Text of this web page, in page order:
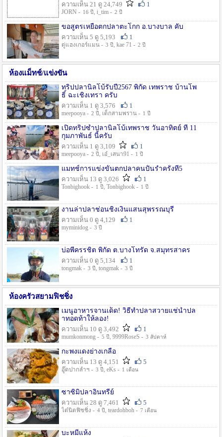
ความเห็น 21 ดู 24,749
1
JORN - 16 ปี , i_tim - 2 ปี
ขอสูตรเหยื่อตกปลาตะโกก อ.บางบาล คับ
ความเห็น 5 ดู 5,193
1
ตู่แฮงเกอร์แมน - 3 ปี , kae 71 - 2 ปี
ห้องแม็ทช์/แข่งขัน
ทริปปลานิลโบ้รับปี2567 พิกัด เทพราช บ้านโพ
ธิ์ ฉะเชิงเทรา ครับ
ความเห็น 1 ดู 3,576
1
meepooya - 2 ปี , เด็กสามพราน - 1 ปี
เปิดทริปซ้ำปลานิลโบ้เทพราช วันอาทิตย์ ที่ 11
กุมภาพันธ์ นี้ครับ
ความเห็น 1 ดู 3,109
1
meepooya - 2 ปี , เอ๋_เสนา91 - 1 ปี
แมทช์การแข่งขั้นตกปลาคนปั้นรำครั้งที่5
ความเห็น 13 ดู 3,026
1
Tonbighook - 1 ปี , Tonbighook - 1 ปี
งานล่าปลาช่อนชิงเงินแสนสุพรรณบุรี
ความเห็น 0 ดู 4,129
1
myminidog - 3 ปี
บ่อพี่ครรชิต พิกัด ต.บางโทรัด จ.สมุทรสาคร
ความเห็น 0 ดู 5,134
1
tongmak - 3 ปี , tongmak - 3 ปี
ห้องครัวสยามฟิชชิ่ง
เมนูอาหารจานเด็ด! วิธีทำปลาสวายแช่น้ำปล
าทอดท้าให้ลอง!
ความเห็น 10 ดู 3,492
1
mumkonmong - 5 ปี , 9999RoseS - 3 สัปดาห์
กะพงแดงย่างเกลือ
ความเห็น 13 ดู 4,151
5
อู๊ดปากลำฯ - 3 ปี , eKs - 1 เดือน
ซาซิมิปลาอินทรีย์
ความเห็น 28 ดู 7,461
5
ไต๋นิตฟิชชิ่ง - 4 ปี , teardohboh - 7 เดือน
บะหมี่แห้ง